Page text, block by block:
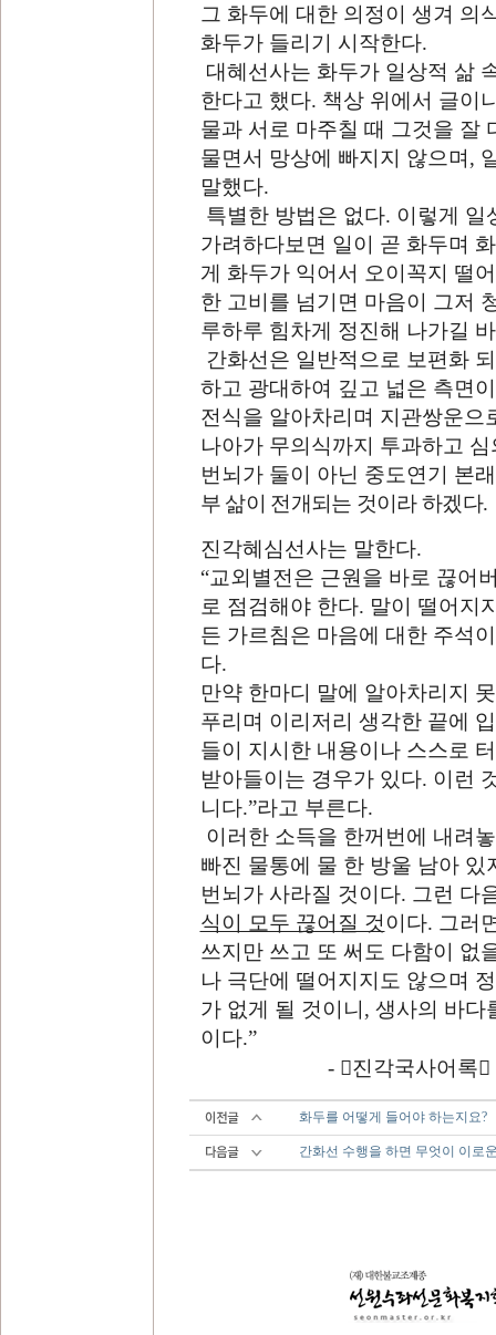
그 화두에 대한 의정이 생겨 의
화두가 들리기 시작한다.
대혜선사는 화두가 일상적 삶
한다고 했다. 책상 위에서 글이
물과 서로 마주칠 때 그것을 잘
물면서 망상에 빠지지 않으며 ,
말했다.
특별한 방법은 없다. 이렇게 일
가려하다보면 일이 곧 화두며
게 화두가 익어서 오이꼭지 떨
한 고비를 넘기면 마음이 그저
루하루 힘차게 정진해 나가길
간화선은 일반적으로 보편화
하고 광대하여 깊고 넓은 측면
전식을 알아차리며 지관쌍운으
나아가 무의식까지 투과하고
번뇌가 둘이 아닌 중도연기 본
부 삶이 전개되는 것이라 하겠다.
진각혜심선사는 말한다.
“교외별전은 근원을 바로 끊어
로 점검해야 한다. 말이 떨어지
든 가르침은 마음에 대한 주석
다.
만약 한마디 말에 알아차리지
푸리며 이리저리 생각한 끝에
들이 지시한 내용이나 스스로
받아들이는 경우가 있다. 이런
니다.”라고 부른다.
이러한 소득을 한꺼번에 내려
빠진 물통에 물 한 방울 남아
번뇌가 사라질 것이다. 그런 다
식이 모두 끊어질 것이다. 그러
쓰지만 쓰고 또 써도 다함이 없
나 극단에 떨어지지도 않으며
가 없게 될 것이니 , 생사의 바다
이다.”
- 󰡔진각국사어록󰡕
화두를 어떻게 들어야 하는지요?
간화선 수행을 하면 무엇이 이로